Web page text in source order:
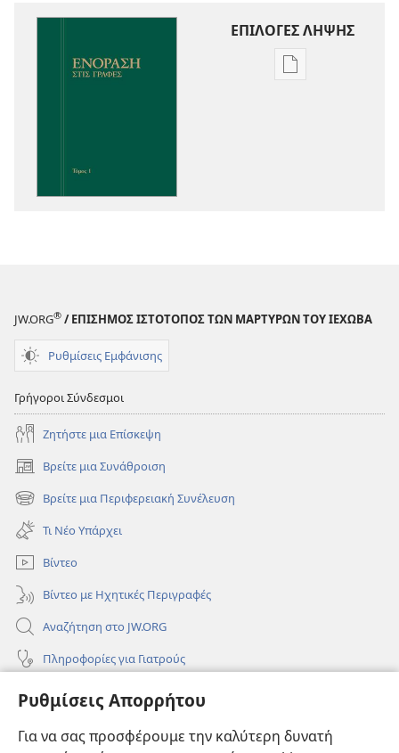
Ρυθμίσεις Απορρήτου
Για να σας προσφέρουμε την καλύτερη δυνατή
ΕΠΙΛΟΓΕΣ ΛΗΨΗΣ
Επιλογές
JW.ORG® / ΕΠΙΣΗΜΟΣ ΙΣΤΟΤΟΠΟΣ ΤΩΝ ΜΑΡΤΥΡΩΝ ΤΟΥ ΙΕΧΩΒΑ
Ρυθμίσεις Εμφάνισης
Γρήγοροι Σύνδεσμοι
Ζητήστε μια Επίσκεψη
Βρείτε μια Συνάθροιση
(ανοίγει
νέο
παράθυρο)
Βρείτε μια Περιφερειακή Συνέλευση
(ανοίγει
νέο
παράθυρο)
Τι Νέο Υπάρχει
Βίντεο
Βίντεο με Ηχητικές Περιγραφές
Αναζήτηση στο JW.ORG
Πληροφορίες για Γιατρούς
Πληροφορίες για Επίσημους Φορείς και ΜΜΕ